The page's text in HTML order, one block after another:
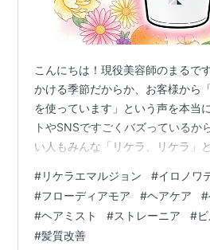
こんにちは！現役美容師のまるで
かける季節だからか、お客様から
を使っています」という声を本当
トやSNSですごくバズっているか
い人もみんな「リケラ、リケラ」
象があります。 リケラエマルジョ
商品ですが、万能の神様というわ
回は、リケラエマルジョンが本当
の特徴、他にどんな優秀なミルク
#リケラエマルジョン #イロノワ
#フローディアモア #ヘアケア #
#ヘアミスト #ストレーニア #
#髪質改善